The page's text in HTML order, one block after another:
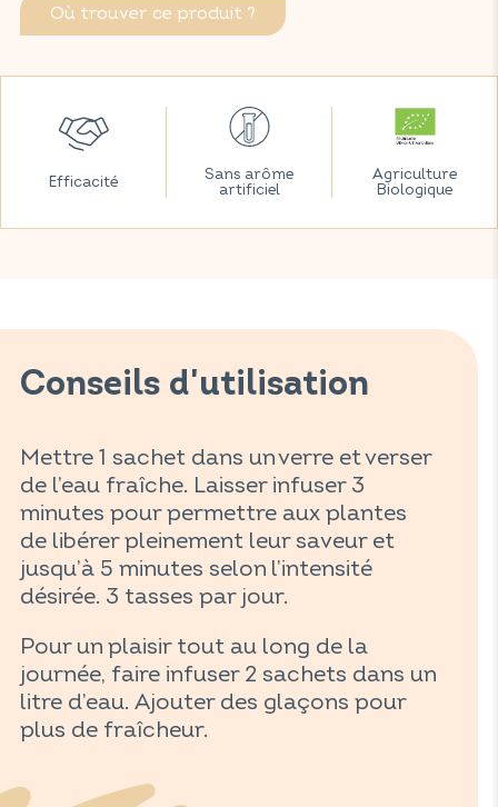
Où trouver ce produit ?
Efficacité
Sans arôme
artificiel
Agriculture
Biologique
Conseils d'utilisation
Mettre 1 sachet dans un verre et verser
de l’eau fraîche. Laisser infuser 3
minutes pour permettre aux plantes
de libérer pleinement leur saveur et
jusqu’à 5 minutes selon l’intensité
désirée. 3 tasses par jour.
Pour un plaisir tout au long de la
journée, faire infuser 2 sachets dans un
litre d’eau. Ajouter des glaçons pour
plus de fraîcheur.